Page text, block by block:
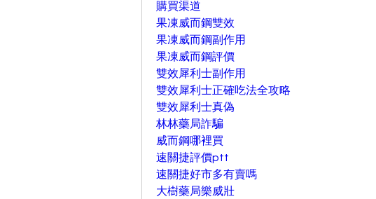
購買渠道
果凍威而鋼雙效
果凍威而鋼副作用
果凍威而鋼評價
雙效犀利士副作用
雙效犀利士正確吃法全攻略
雙效犀利士真偽
林林藥局詐騙
威而鋼哪裡買
速關捷評價ptt
速關捷好市多有賣嗎
大樹藥局樂威壯